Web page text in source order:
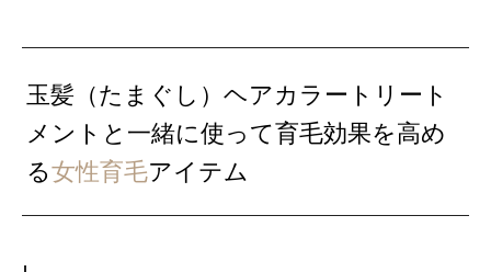
玉髪（たまぐし）ヘアカラートリート
メントと一緒に使って育毛効果を高め
る女性育毛アイテム